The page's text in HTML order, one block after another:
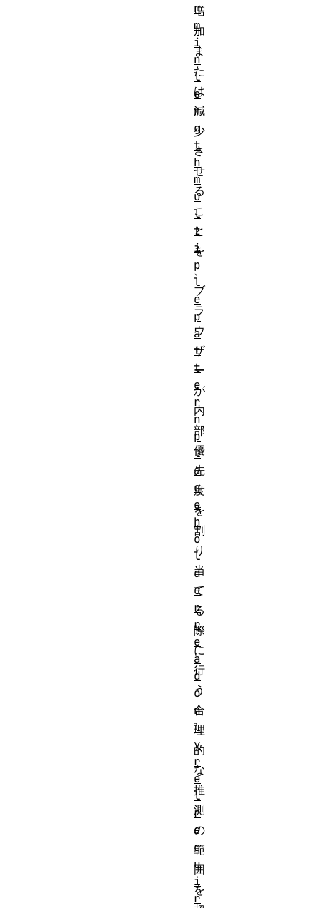
増
加
ま
た
は
減
少
さ
せ
る
こ
と
を
、
ブ
ラ
ウ
ザ
ー
が
内
部
優
先
度
を
割
り
当
て
る
際
に
行
う
合
理
的
な
推
測
の
範
囲
を
n
m
i
n
l
e
n
g
t
h
m
u
l
t
i
p
l
e
p
a
t
t
e
r
n
p
l
a
c
e
h
o
l
d
e
r
r
e
a
d
o
n
l
y
r
e
l
r
e
q
u
i
r